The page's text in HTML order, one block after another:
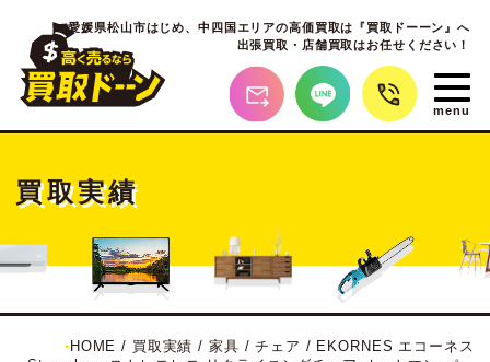
愛媛県松山市はじめ、中四国エリアの高価買取は『買取ドーーン』へ
出張買取・店舗買取はお任せください！
買取実績
HOME / 買取実績 / 家具 /チェア / EKORNES エコーネス